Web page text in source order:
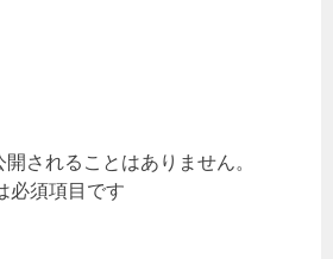
されることはありません。
必須項目です